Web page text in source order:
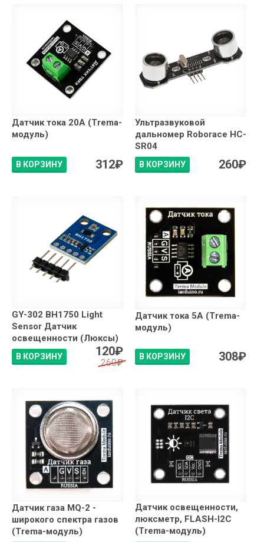
Датчик тока 20А (Trema-
модуль)
В КОРЗИНУ 312₽
Ультразвуковой
дальномер Roborace HC-
SR04
В КОРЗИНУ 260₽
GY-302 BH1750 Light
Sensor Датчик
освещенности (Люксы)
В КОРЗИНУ 120₽
260₽
Датчик тока 5А (Trema-
модуль)
В КОРЗИНУ 308₽
Датчик газа MQ-2 -
широкого спектра газов
(Trema-модуль)
Датчик освещенности,
люксметр, FLASH-I2C
(Trema-модуль)